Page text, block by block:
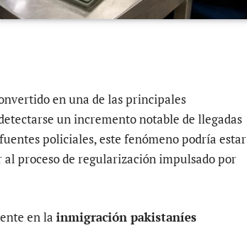
en una de las principales
un incremento notable de llegadas
policiales, este fenómeno podría estar
proceso de regularización impulsado por
en la inmigración pakistaníes